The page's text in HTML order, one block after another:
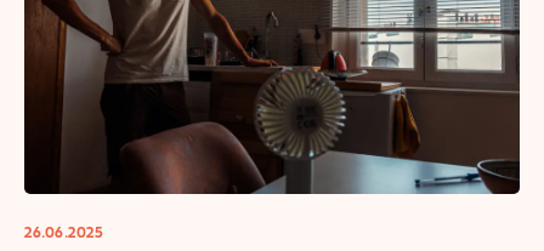
26.06.2025